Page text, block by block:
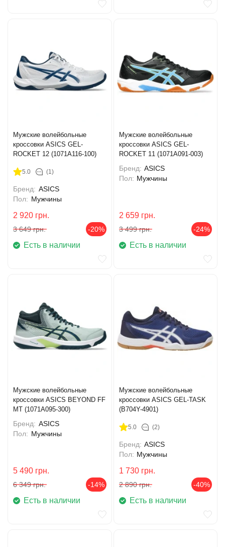
Мужские волейбольные
кроссовки ASICS GEL-
ROCKET 12 (1071A116-100)
5.0 (1)
Бренд: ASICS
Пол: Мужчины
2 920 грн.
3 649 грн. -20%
Есть в наличии
Мужские волейбольные
кроссовки ASICS GEL-
ROCKET 11 (1071A091-003)
Бренд: ASICS
Пол: Мужчины
2 659 грн.
3 499 грн. -24%
Есть в наличии
Мужские волейбольные
кроссовки ASICS BEYOND FF
MT (1071A095-300)
Бренд: ASICS
Пол: Мужчины
5 490 грн.
6 349 грн. -14%
Есть в наличии
Мужские волейбольные
кроссовки ASICS GEL-TASK
(B704Y-4901)
5.0 (2)
Бренд: ASICS
Пол: Мужчины
1 730 грн.
2 890 грн. -40%
Есть в наличии